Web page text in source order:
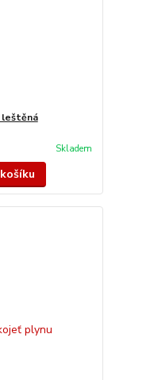
Skladem